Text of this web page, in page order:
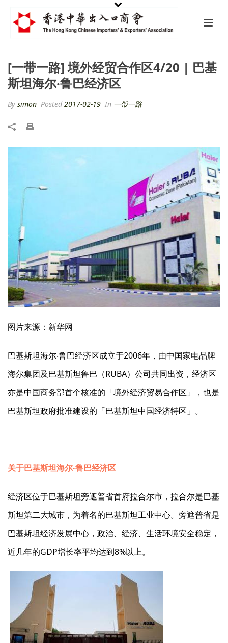
[一带一路] 境外经贸合作区4/20 | 巴基
斯坦海尔‧鲁巴经济区
By simon Posted2017-02-19 In 一帶一路
图片来源：新华网
巴基斯坦海尔‧鲁巴经济区成立于2006年，由中国家电品牌
海尔集团及巴基斯坦鲁巴（RUBA）公司共同出资，经济区
亦是中国商务部首个核准的「境外经济贸易合作区」，也是
巴基斯坦政府批准建设的「巴基斯坦中国经济特区」。
关于巴基斯坦海尔‧鲁巴经济区
经济区位于巴基斯坦旁遮普省首府拉合尔市，拉合尔是巴基
斯坦第二大城市，为着名的巴基斯坦工业中心。旁遮普省是
巴基斯坦经济发展中心，政治、经济、生活环境安全稳定，
近几年的GDP增长率平均达到8%以上。